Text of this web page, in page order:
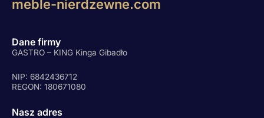
meble-nierdzewne.com
Dane firmy
GASTRO – KING Kinga Gibadło
NIP: 6842436712
REGON: 180671080
Nasz adres